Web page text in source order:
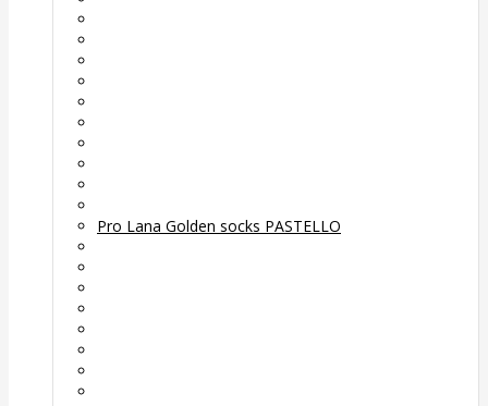
Pro Lana Golden socks PASTELLO